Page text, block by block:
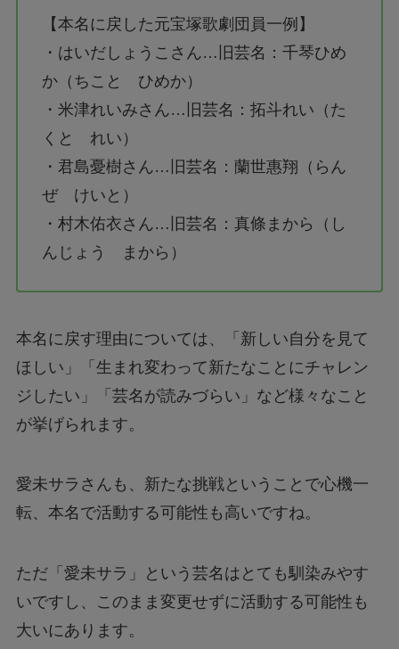
【本名に戻した元宝塚歌劇団員一例】
・はいだしょうこさん…旧芸名：千琴ひめ
か（ちこと ひめか）
・米津れいみさん…旧芸名：拓斗れい（た
くと れい）
・君島憂樹さん…旧芸名：蘭世惠翔（らん
ぜ けいと）
・村木佑衣さん…旧芸名：真條まから（し
んじょう まから）
本名に戻す理由については、「新しい自分を見て
ほしい」「生まれ変わって新たなことにチャレン
ジしたい」「芸名が読みづらい」など様々なこと
が挙げられます。
愛未サラさんも、新たな挑戦ということで心機一
転、本名で活動する可能性も高いですね。
ただ「愛未サラ」という芸名はとても馴染みやす
いですし、このまま変更せずに活動する可能性も
大いにあります。